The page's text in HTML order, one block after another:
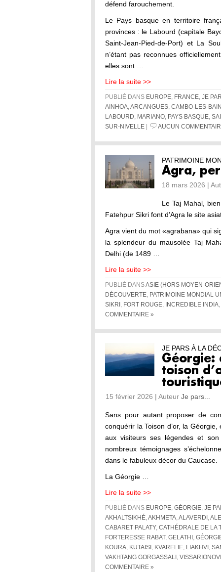
défend farouchement.
Le Pays basque en territoire
provinces : le Labourd (capitale
Saint-Jean-Pied-de-Port) et La
n’étant pas reconnues
elles sont …
Lire la suite >>
PUBLIÉ DANS EUROPE FRANCE JE
AINHOA ARCANGUES CAMBO-LES-
LABOURD
MARIANO PAYS BASQUE
SUR-NIVELLE
AUCUN
PATRIMOINE
Agra,
18 mars 2026 |
Le Taj Mahal,
Fatehpur Sikri font d’Agra le site
Agra vient du mot «agrabana» qui
la splendeur du mausolée Taj
Delhi (de 1489 …
Lire la suite >>
PUBLIÉ DANSASIE (HORS MOYEN-
DÉCOUVERTE
PATRIMOINE MONDIAL
SIKRI
FORT ROUGE INCREDIBLE INDIA
COMMENTAIRE »
JE PARS À LA
Géorgie:
toison
15 février 2026 | Auteur Je pars...
Sans pour autant proposer de
conquérir la Toison d’or, la
aux visiteurs ses légendes et
nombreux témoignages
dans le fabuleux décor du Caucase.
La Géorgie …
Lire la suite >>
PUBLIÉ DANS EUROPE GÉORGIE JE
AKHALTSIKHÉ AKHMETA ALAVERDI
CABARET PALATY, CATHÉDRALE DE LA
FORTERESSE RABAT, GELATHI
KOURA
KUTAISI KVARELIE LIAKHVI
VAKHTANG GORGASSALI
COMMENTAIRE »